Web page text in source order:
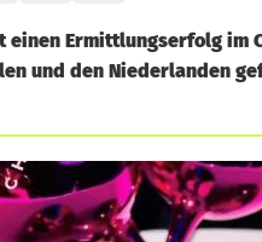
Ermittlungserfolg im
und den Niederlanden